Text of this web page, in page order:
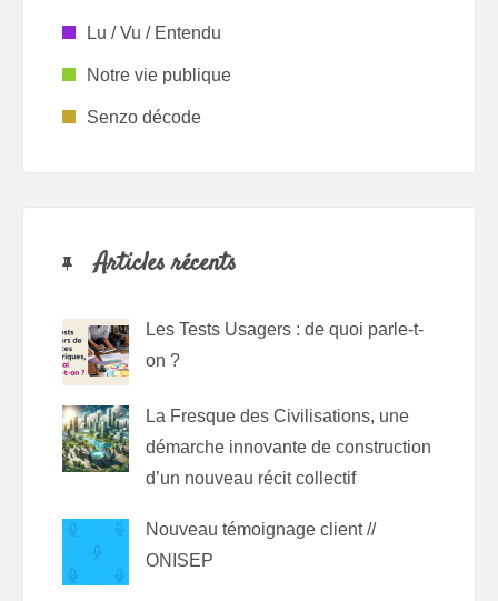
Lu / Vu / Entendu
Notre vie publique
Senzo décode
Articles récents
Les Tests Usagers : de quoi parle-t-
on ?
La Fresque des Civilisations, une
démarche innovante de construction
d’un nouveau récit collectif
Nouveau témoignage client //
ONISEP